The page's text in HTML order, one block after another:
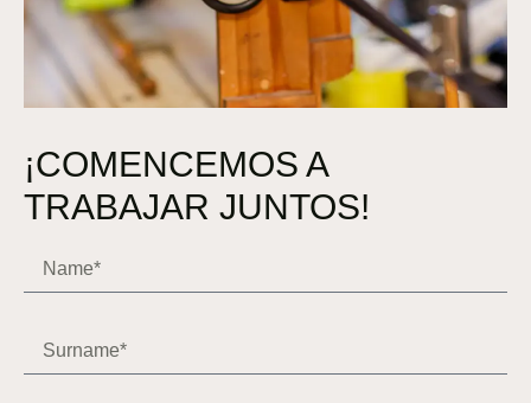
¡COMENCEMOS A
TRABAJAR JUNTOS!